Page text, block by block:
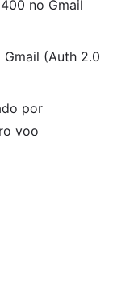
400 no Gmail
Gmail (Auth 2.0
por
voo